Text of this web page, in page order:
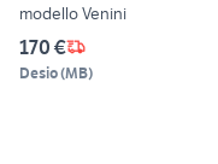
modello Venini
170 €
Desio(MB)